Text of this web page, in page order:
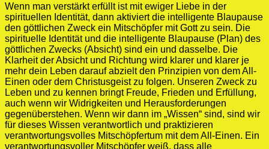
Wenn man verstärkt erfüllt ist mit ewiger Liebe in der
spirituellen Identität, dann aktiviert die intelligente Blaupause
den göttlichen Zweck ein Mitschöpfer mit Gott zu sein. Die
spirituelle Identität und die intelligente Blaupause (Plan) des
göttlichen Zwecks (Absicht) sind ein und dasselbe. Die
Klarheit der Absicht und Richtung wird klarer und klarer je
mehr dein Leben darauf abzielt den Prinzipien von dem All-
Einen oder dem Christusgeist zu folgen. Unseren Zweck zu
Leben und zu kennen bringt Freude, Frieden und Erfüllung,
auch wenn wir Widrigkeiten und Herausforderungen
gegenüberstehen. Wenn wir dann im „Wissen“ sind, sind wir
für dieses Wissen verantwortlich und praktizieren
verantwortungsvolles Mitschöpfertum mit dem All-Einen. Ein
verantwortungsvoller Mitschöpfer weiß, dass alle